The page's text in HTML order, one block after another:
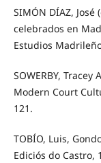
SIMÓN DÍAZ,
celebrados en
Estudios
SOWERBY,
Modern Court
121.
TOBÍO, Luis,
Ediciós do Castro,